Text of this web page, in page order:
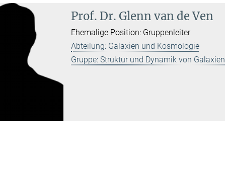
Prof. Dr. Glenn van de Ven
Ehemalige Position: Gruppenleiter
Abteilung: Galaxien und Kosmologie
Gruppe: Struktur und Dynamik von Galaxien